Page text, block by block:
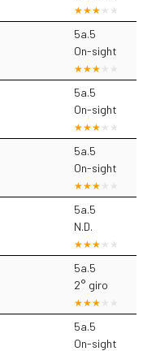
5a.5
On-sight
5a.5
On-sight
5a.5
On-sight
5a.5
N.D.
5a.5
2° giro
5a.5
On-sight